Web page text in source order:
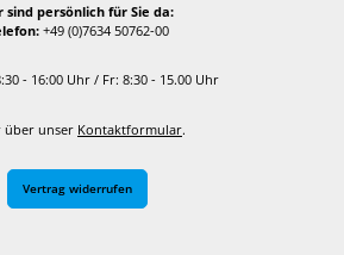
sind persönlich für Sie da:
+49 (0)7634 50762-00
- 16:00 Uhr / Fr: 8:30 - 15.00 Uhr
über unser Kontaktformular.
Vertrag widerrufen